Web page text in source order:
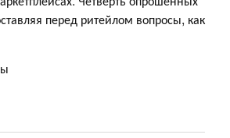
перед ритейлом вопросы, как